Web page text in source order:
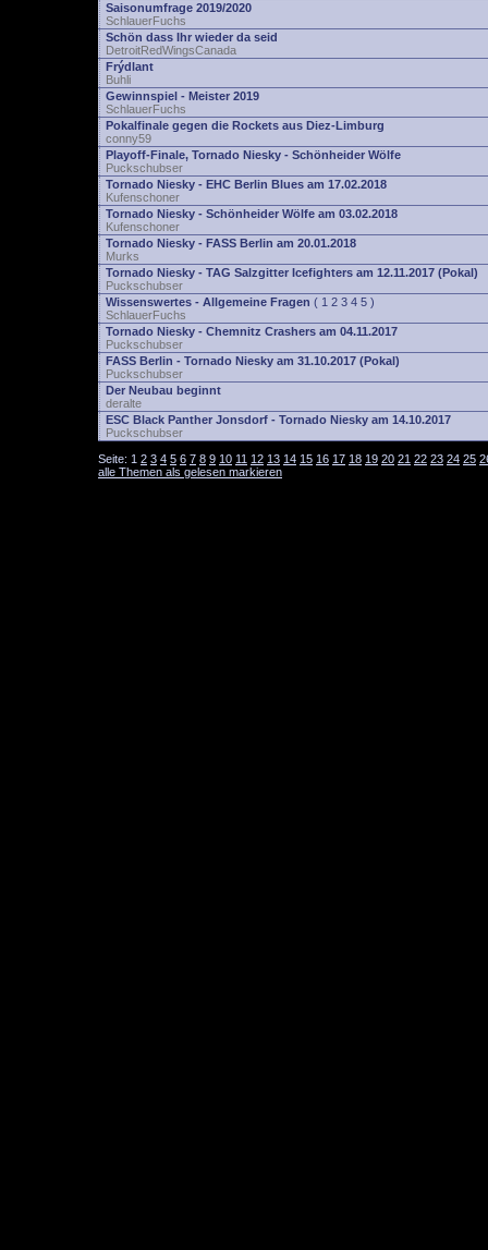
Saisonumfrage 2019/2020
SchlauerFuchs
Schön dass Ihr wieder da seid
DetroitRedWingsCanada
Frýdlant
Buhli
Gewinnspiel - Meister 2019
SchlauerFuchs
Pokalfinale gegen die Rockets aus Diez-Limburg
conny59
Playoff-Finale, Tornado Niesky - Schönheider Wölfe
Puckschubser
Tornado Niesky - EHC Berlin Blues am 17.02.2018
Kufenschoner
Tornado Niesky - Schönheider Wölfe am 03.02.2018
Kufenschoner
Tornado Niesky - FASS Berlin am 20.01.2018
Murks
Tornado Niesky - TAG Salzgitter Icefighters am 12.11.2017 (Pokal)
Puckschubser
Wissenswertes - Allgemeine Fragen ( 1 2 3 4 5 )
SchlauerFuchs
Tornado Niesky - Chemnitz Crashers am 04.11.2017
Puckschubser
FASS Berlin - Tornado Niesky am 31.10.2017 (Pokal)
Puckschubser
Der Neubau beginnt
deralte
ESC Black Panther Jonsdorf - Tornado Niesky am 14.10.2017
Puckschubser
Seite: 1 2 3 4 5 6 7 8 9 10 11 12 13 14 15 16 17 18 19 20 21 22 23 24 25
alle Themen als gelesen markieren